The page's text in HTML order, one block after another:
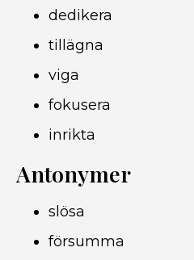
dedikera
tillägna
viga
fokusera
inrikta
Antonymer
slösa
försumma